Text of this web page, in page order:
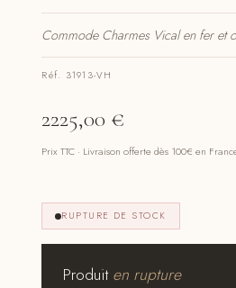
Commode Charmes Vical en fer et
Réf. 31913-VH
2225,00 €
Prix TTC · Livraison offerte dès 100€ en
RUPTURE DE STOCK
Produiten rupture